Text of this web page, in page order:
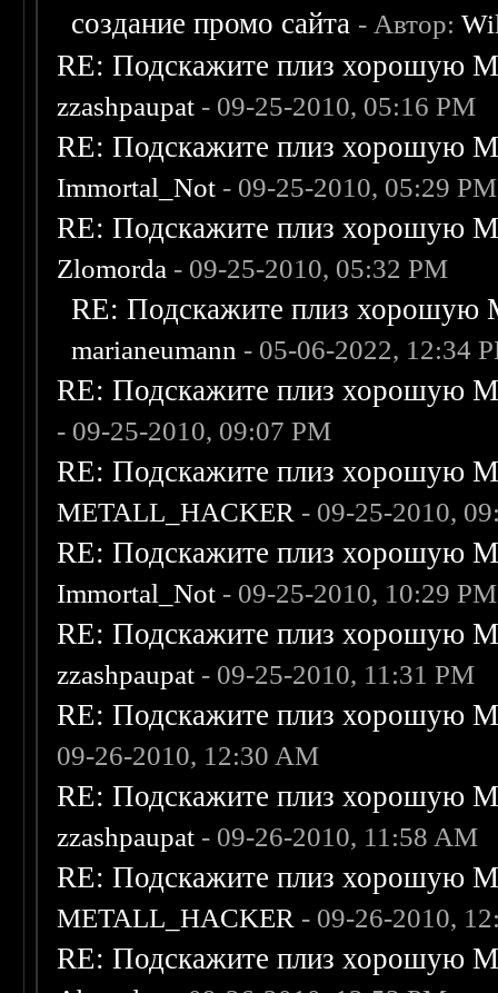
создание промо сайта - Автор:
RE: Подскажите плиз хорошую
zzashpaupat - 09-25-2010, 05:16 PM
RE: Подскажите плиз хорошую
Immortal_Not - 09-25-2010, 05:29 PM
RE: Подскажите плиз хорошую
Zlomorda - 09-25-2010, 05:32 PM
RE: Подскажите плиз хорошую
marianeumann - 05-06-2022, 12:34
RE: Подскажите плиз хорошую
- 09-25-2010, 09:07 PM
RE: Подскажите плиз хорошую
METALL_HACKER - 09-25-2010,
RE: Подскажите плиз хорошую
Immortal_Not - 09-25-2010, 10:29 PM
RE: Подскажите плиз хорошую
zzashpaupat - 09-25-2010, 11:31 PM
RE: Подскажите плиз хорошую
09-26-2010, 12:30 AM
RE: Подскажите плиз хорошую
zzashpaupat - 09-26-2010, 11:58 AM
RE: Подскажите плиз хорошую
METALL_HACKER - 09-26-2010,
RE: Подскажите плиз хорошую